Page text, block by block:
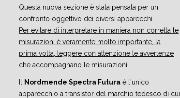
Questa nuova sezione è stata pensata per un
confronto oggettivo dei diversi apparecchi.
Per evitare di interpretare in maniera non corretta le
misurazioni è veramente molto importante, la
prima volta, leggere con attenzione le avvertenze
che accompagnano le misurazioni.
Nordmende Spectra Futura è l'unico
apparecchio a transistor del marchio tedesco di cui